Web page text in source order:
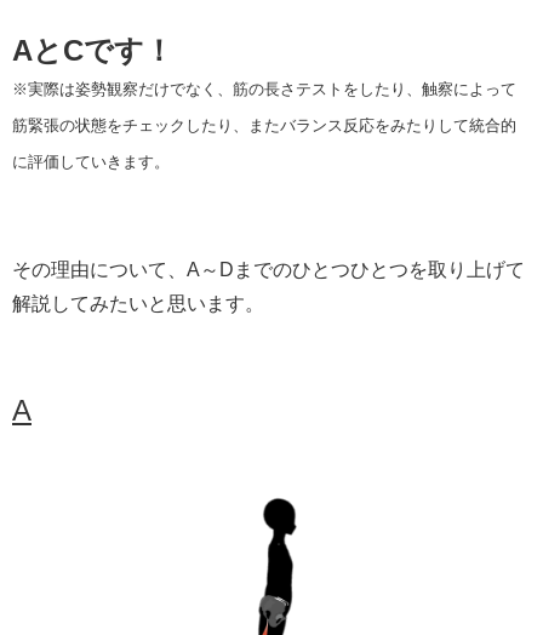
AとCです！
※実際は姿勢観察だけでなく、筋の長さテストをしたり、触察によって
筋緊張の状態をチェックしたり、またバランス反応をみたりして統合的
に評価していきます。
その理由について、A～Dまでのひとつひとつを取り上げて
解説してみたいと思います。
A